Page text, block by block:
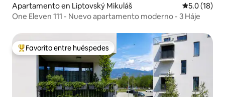
Apartamento en Liptovský Mikuláš Calificación
5.0 (18)
One Eleven 111 - Nuevo apartamento moderno - 3 Háje
Favorito entre huéspedes preferido
Favorito entre huéspedes